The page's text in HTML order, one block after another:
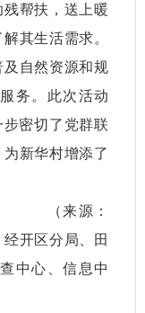
帮扶，送上暖
其生活需求。
自然资源和规
务。此次活动
密切了党群联
新华村增添了
：
开区分局、田
中心、信息中